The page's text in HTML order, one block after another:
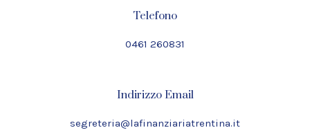
Telefono
0461 260831
Indirizzo Email
segreteria@lafinanziariatrentina.it